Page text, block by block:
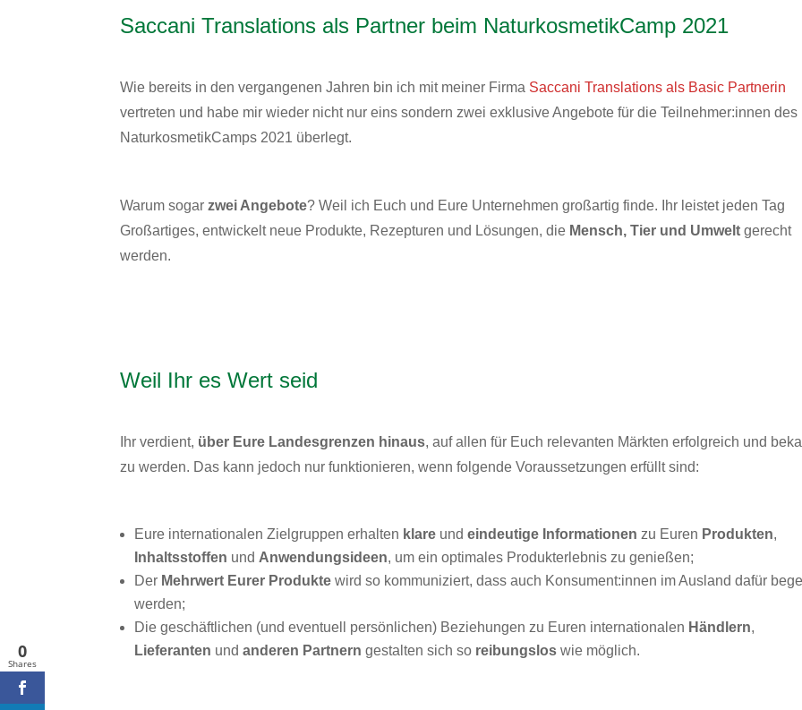
Saccani Translations als Partner beim NaturkosmetikCamp 2021
Wie bereits in den vergangenen Jahren bin ich mit meiner Firma Saccani Translations als Basic Partnerin
vertreten und habe mir wieder nicht nur eins sondern zwei exklusive Angebote für die Teilnehmer:innen des
NaturkosmetikCamps 2021 überlegt.
Warum sogarzwei Angebote? Weil ich Euch und Eure Unternehmen großartig finde. Ihr leistet jeden Tag
Großartiges, entwickelt neue Produkte, Rezepturen und Lösungen, die Mensch, Tier und Umwelt gerecht
werden.
Weil Ihr es Wert seid
Ihr verdient, über Eure Landesgrenzen hinaus, auf allen für Euch relevanten Märkten erfolgreich und
zu werden. Das kann jedoch nur funktionieren, wenn folgende Voraussetzungen erfüllt sind:
Eure internationalen Zielgruppen erhalten klare undeindeutige Informationen zu Euren Produkten,
Inhaltsstoffen und Anwendungsideen, um ein optimales Produkterlebnis zu genießen;
Der Mehrwert Eurer Produkte wird so kommuniziert, dass auch Konsument:innen im Ausland dafür
werden;
Die geschäftlichen (und eventuell persönlichen) Beziehungen zu Euren internationalen Händlern,
Lieferanten undanderen Partnern gestalten sich so reibungslos wie möglich.
0
Shares